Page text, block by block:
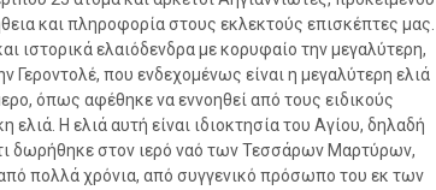
και πληροφορία στους εκλεκτούς επισκέπτες μας.
ιστορικά ελαιόδενδρα με κορυφαίο την μεγαλύτερη,
Γεροντολέ, που ενδεχομένως είναι η μεγαλύτερη ελιά
όπως αφέθηκε να εννοηθεί από τους ειδικούς
ελιά. Η ελιά αυτή είναι ιδιοκτησία του Αγίου, δηλαδή
δωρήθηκε στον ιερό ναό των Τεσσάρων Μαρτύρων,
πολλά χρόνια, από συγγενικό πρόσωπο του εκ των